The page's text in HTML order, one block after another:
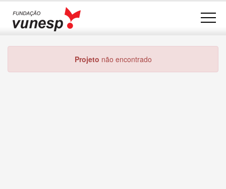
Projeto não encontrado